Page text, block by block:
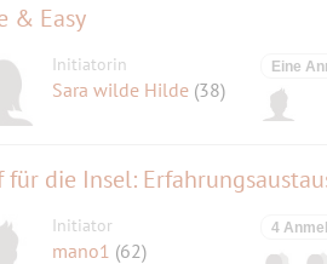
& Easy
Initiatorin
Sara wilde Hilde (38)
Eine
Initiator
mano1 (62)
4